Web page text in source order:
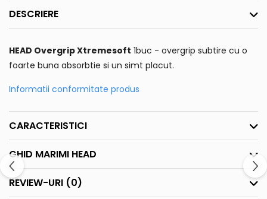
DESCRIERE
HEAD Overgrip Xtremesoft 1buc - overgrip subtire cu o
foarte buna absorbtie si un simt placut.
Informatii conformitate produs
CARACTERISTICI
GHID MARIMI HEAD
REVIEW-URI (0)